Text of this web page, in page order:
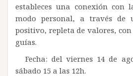
estableces una conexión con
modo personal, a través de
positivo, repleta de valores,
guías.
Fecha: del viernes 14 de
sábado 15 a las 12h.